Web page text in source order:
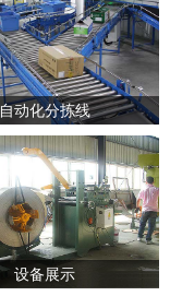
自动化分拣线
设备展示